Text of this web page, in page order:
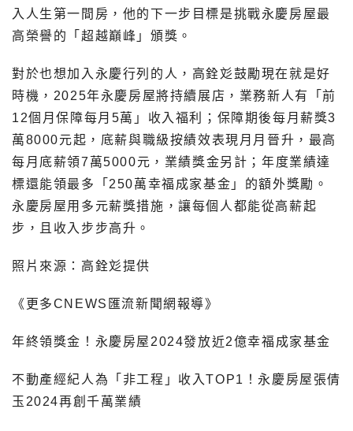
入人生第一間房，他的下一步目標是挑戰永慶房屋最
高榮譽的「超越巔峰」頒獎。
對於也想加入永慶行列的人，高銓彣鼓勵現在就是好
時機，2025年永慶房屋將持續展店，業務新人有「前
12個月保障每月5萬」收入福利；保障期後每月薪獎3
萬8000元起，底薪與職級按績效表現月月晉升，最高
每月底薪領7萬5000元，業績獎金另計；年度業績達
標還能領最多「250萬幸福成家基金」的額外獎勵。
永慶房屋用多元薪獎措施，讓每個人都能從高薪起
步，且收入步步高升。
照片來源：高銓彣提供
《更多CNEWS匯流新聞網報導》
年終領獎金！永慶房屋2024發放近2億幸福成家基金
不動產經紀人為「非工程」收入TOP1！永慶房屋張倩
玉2024再創千萬業績